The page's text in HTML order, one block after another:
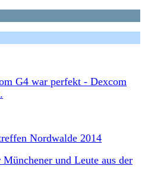
G4 war perfekt - Dexcom
Nordwalde 2014
und Leute aus der